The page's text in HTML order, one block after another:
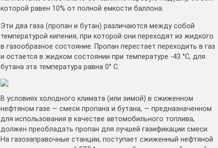
которой равен 10% от полной емкости баллона.
Эти два газа (пропан и бутан) различаются между собой
температурой кипения, при которой они переходят из жидкого
в газообразное состояние. Пропан перестает переходить в газ
и остается в жидком состоянии при температуре -43 °С, для
бутана эта температура равна 0° С.
В условиях холодного климата (или зимой) в сжиженном
нефтяном газе — смеси пропана и бутана, — предназначенном
для использования в качестве автомобильного топлива,
должен преобладать пропан для лучшей газификации смеси.
На газозаправочные станции, поступает сжиженный нефтяной